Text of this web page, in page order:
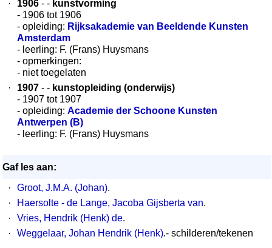
· 1906 - - kunstvorming
- 1906 tot 1906
- opleiding: Rijksakademie van Beeldende Kunsten
Amsterdam
- leerling: F. (Frans) Huysmans
- opmerkingen:
- niet toegelaten
·
1907 - - kunstopleiding (onderwijs)
- 1907 tot 1907
- opleiding: Academie der Schoone Kunsten
Antwerpen (B)
- leerling: F. (Frans) Huysmans
Gaf les aan:
·
Groot, J.M.A. (Johan).
·
Haersolte - de Lange, Jacoba Gijsberta van.
·
Vries, Hendrik (Henk) de.
·
Weggelaar, Johan Hendrik (Henk).- schilderen/tekenen